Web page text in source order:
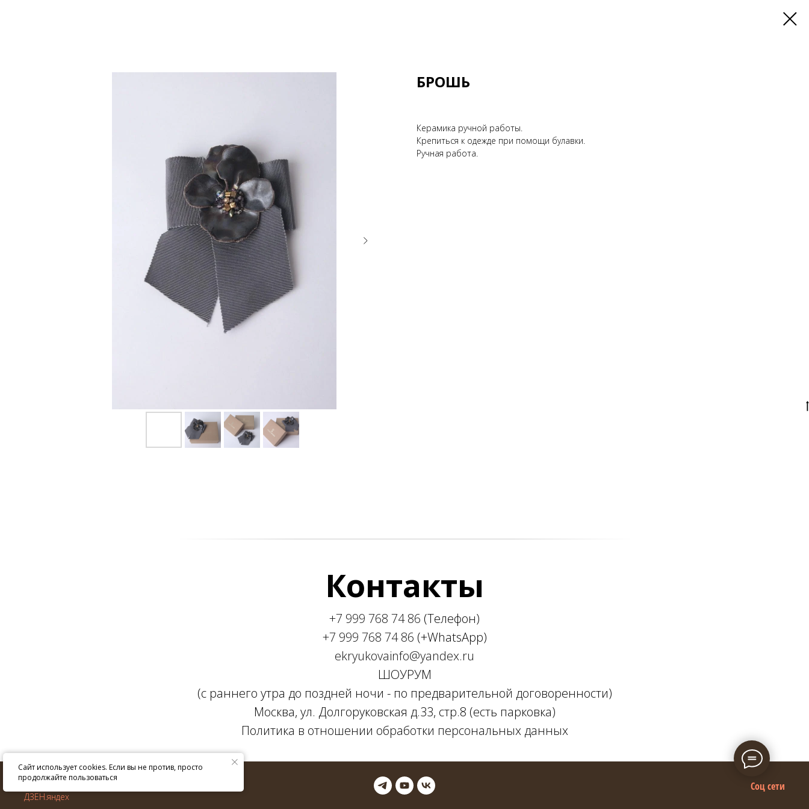
БРОШЬ
Керамика ручной работы.
Крепиться к одежде при помощи булавки.
Ручная работа.
Контакты
+7 999 768 74 86 (Телефон)
+7 999 768 74 86 (+WhatsApp)
ekryukovainfo@yandex.ru
ШОУРУМ
(с раннего утра до поздней ночи - по предварительной договоренности)
Москва, ул. Долгоруковская д.33, стр.8 (есть парковка)
Политика в отношении обработки персональных данных
© ИП Крюкова Е.В. 2013–
Все права защищены.
ДЗЕН.яндех
Соц сети
Сайт использует cookies. Если вы не против, просто
продолжайте пользоваться